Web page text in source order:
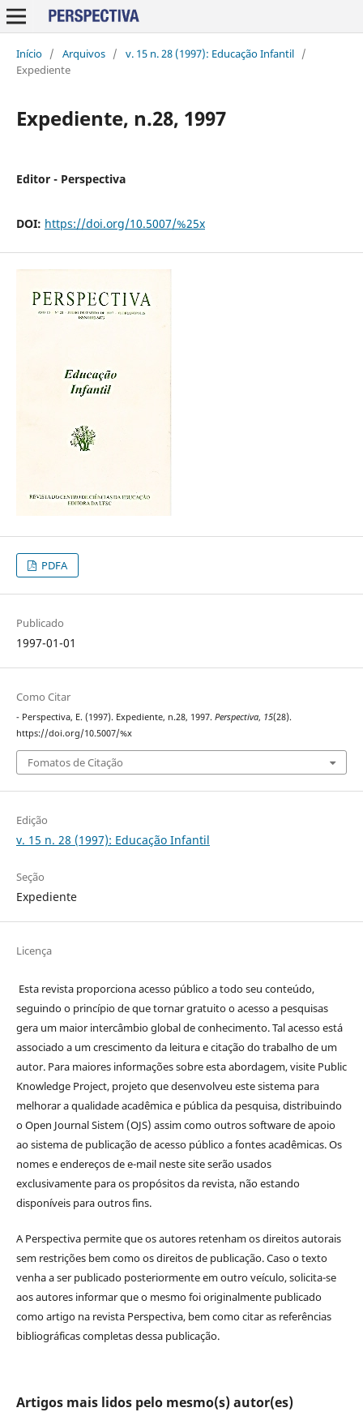
Início / Arquivos / v. 15 n. 28 (1997): Educação Infantil /
Expediente
Expediente, n.28, 1997
Editor - Perspectiva
DOI: https://doi.org/10.5007/%25x
PDFA
Publicado
1997-01-01
Como Citar
- Perspectiva, E. (1997). Expediente, n.28, 1997. Perspectiva, 15(28).
https://doi.org/10.5007/%x
Fomatos de Citação
Edição
v. 15 n. 28 (1997): Educação Infantil
Seção
Expediente
Licença
Esta revista proporciona acesso público a todo seu conteúdo,
seguindo o princípio de que tornar gratuito o acesso a pesquisas
gera um maior intercâmbio global de conhecimento. Tal acesso está
associado a um crescimento da leitura e citação do trabalho de um
autor. Para maiores informações sobre esta abordagem, visite Public
Knowledge Project, projeto que desenvolveu este sistema para
melhorar a qualidade acadêmica e pública da pesquisa, distribuindo
o Open Journal Sistem (OJS) assim como outros software de apoio
ao sistema de publicação de acesso público a fontes acadêmicas. Os
nomes e endereços de e-mail neste site serão usados
exclusivamente para os propósitos da revista, não estando
disponíveis para outros fins.
A Perspectiva permite que os autores retenham os direitos autorais
sem restrições bem como os direitos de publicação. Caso o texto
venha a ser publicado posteriormente em outro veículo, solicita-se
aos autores informar que o mesmo foi originalmente publicado
como artigo na revista Perspectiva, bem como citar as referências
bibliográficas completas dessa publicação.
Artigos mais lidos pelo mesmo(s) autor(es)